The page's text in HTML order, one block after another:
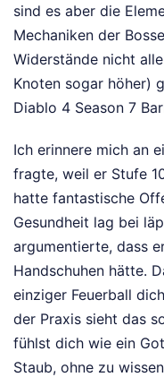
sind es aber die
Mechaniken der
Widerstände nicht
Knoten sogar höher)
Diablo 4 Season 7
Ich erinnere mich an
fragte, weil er Stufe
hatte fantastische
Gesundheit lag bei
argumentierte, dass
Handschuhen hätte.
einziger Feuerball
der Praxis sieht das
fühlst dich wie ein
Staub, ohne zu